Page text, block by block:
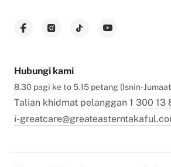
Hubungi kami
8.30 pagi ke to 5.15 petang (Isnin-
Talian khidmat pelanggan 1 300 13
i-